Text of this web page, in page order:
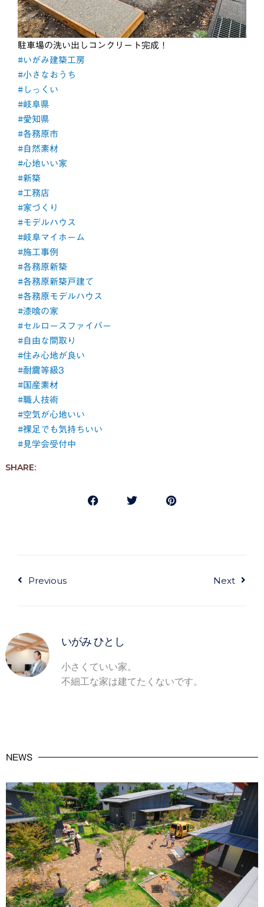
駐車場の洗い出しコンクリート完成！
#いがみ建築工房
#小さなおうち
#しっくい
#岐阜県
#愛知県
#各務原市
#自然素材
#心地いい家
#新築
#工務店
#家づくり
#モデルハウス
#岐阜マイホーム
#施工事例
#各務原新築
#各務原新築戸建て
#各務原モデルハウス
#漆喰の家
#セルロースファイバー
#自由な間取り
#住み心地が良い
#耐震等級3
#国産素材
#職人技術
#空気が心地いい
#裸足でも気持ちいい
#見学会受付中
SHARE:
Previous Next
いがみ ひとし
小さくていい家。
不細工な家は建てたくないです。
NEWS